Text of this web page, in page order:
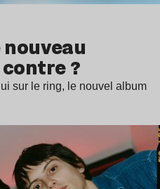
nouveau
?
sur le ring, le nouvel album